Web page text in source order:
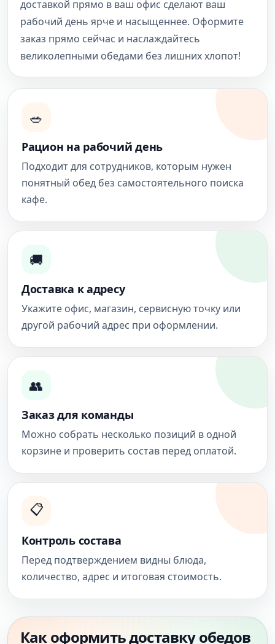
доставкой прямо в ваш офис сделают ваш
рабочий день ярче и насыщеннее. Оформите
заказ прямо сейчас и наслаждайтесь
великолепными обедами без лишних хлопот!
🥗
Рацион на рабочий день
Подходит для сотрудников, которым нужен
понятный обед без самостоятельного поиска
кафе.
🚚
Доставка к адресу
Укажите офис, магазин, сервисную точку или
другой рабочий адрес при оформлении.
👥
Заказ для команды
Можно собрать несколько позиций в одной
корзине и проверить состав перед оплатой.
📋
Контроль состава
Перед подтверждением видны блюда,
количество, адрес и итоговая стоимость.
Как оформить доставку обедов